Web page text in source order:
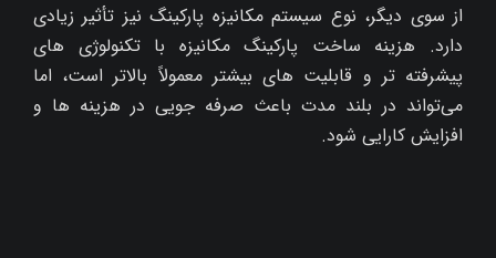
از سوی دیگر، نوع سیستم مکانیزه پارکینگ نیز تأثیر زیادی
دارد. هزینه ساخت پارکینگ مکانیزه با تکنولوژی‌ های
پیشرفته‌ تر و قابلیت‌ های بیشتر معمولاً بالاتر است، اما
می‌تواند در بلند مدت باعث صرفه‌ جویی در هزینه‌ ها و
افزایش کارایی شود.